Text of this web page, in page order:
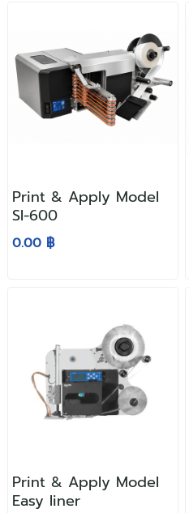
Print & Apply Model
SI-600
0.00 ฿
Print & Apply Model
Easy liner